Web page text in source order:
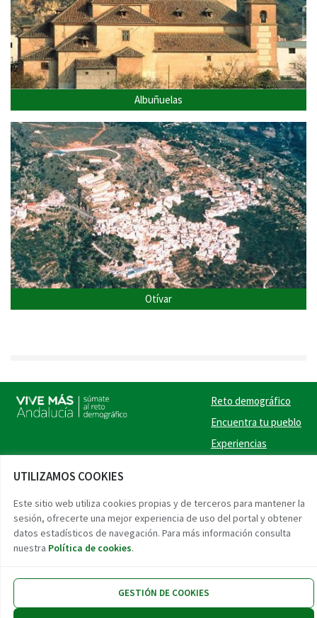
UTILIZAMOS COOKIES
Este sitio web utiliza cookies propias y de terceros para mantener la
sesión, ofrecerte una mejor experiencia de uso del portal y obtener
datos estadísticos de navegación. Para más información consulta
nuestra Política de cookies.
GESTIÓN DE COOKIES
Albuñuelas
Otívar
Reto demográfico
Encuentra tu pueblo
Experiencias
Accesibilidad Aviso legal Protección de datos